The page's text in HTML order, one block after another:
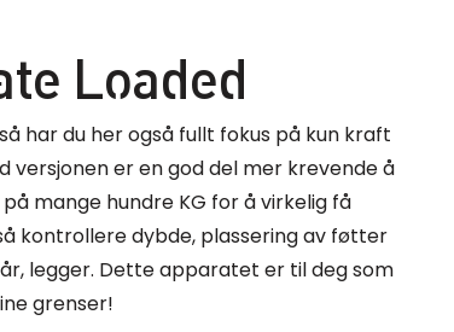
Loaded
har du her også fullt fokus på kun kraft
versjonen er en god del mer krevende å
mange hundre KG for å virkelig få
kontrollere dybde, plassering av føtter
legger. Dette apparatet er til deg som
grenser!